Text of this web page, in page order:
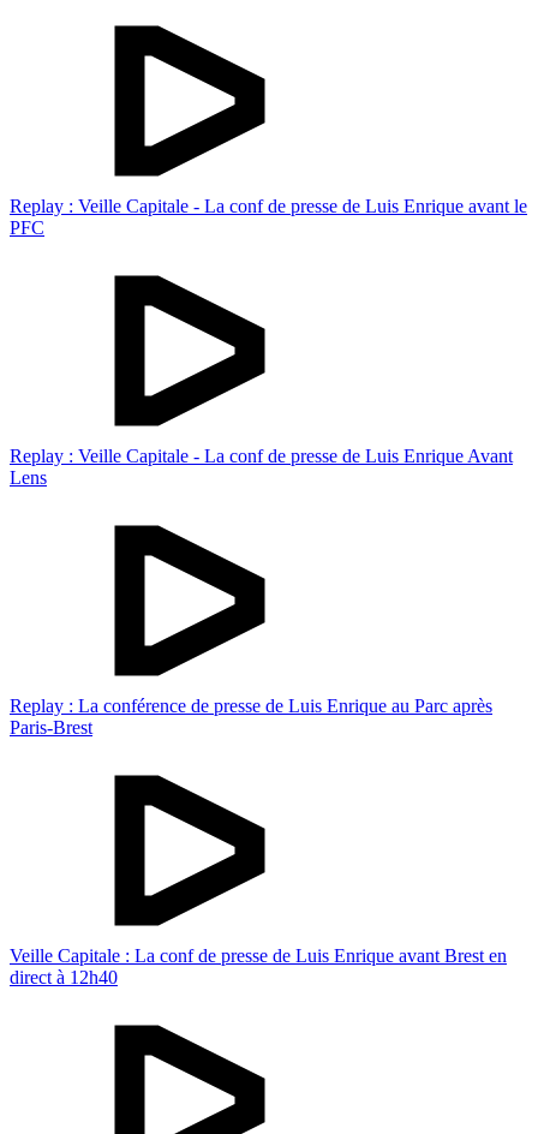
Replay : Veille Capitale - La conf de presse de Luis Enrique avant le
PFC
Replay : Veille Capitale - La conf de presse de Luis Enrique Avant
Lens
Replay : La conférence de presse de Luis Enrique au Parc après
Paris-Brest
Veille Capitale : La conf de presse de Luis Enrique avant Brest en
direct à 12h40